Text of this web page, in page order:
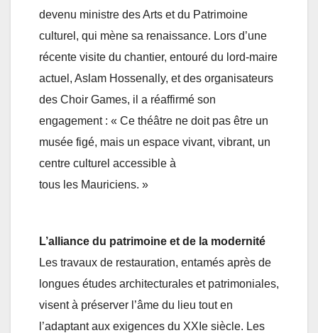
devenu ministre des Arts et du Patrimoine
culturel, qui mène sa renaissance. Lors d’une
récente visite du chantier, entouré du lord-maire
actuel, Aslam Hossenally, et des organisateurs
des Choir Games, il a réaffirmé son
engagement : « Ce théâtre ne doit pas être un
musée figé, mais un espace vivant, vibrant, un
centre culturel accessible à
tous les Mauriciens. »
L’alliance du patrimoine et de la modernité
Les travaux de restauration, entamés après de
longues études architecturales et patrimoniales,
visent à préserver l’âme du lieu tout en
l’adaptant aux exigences du XXIe siècle. Les